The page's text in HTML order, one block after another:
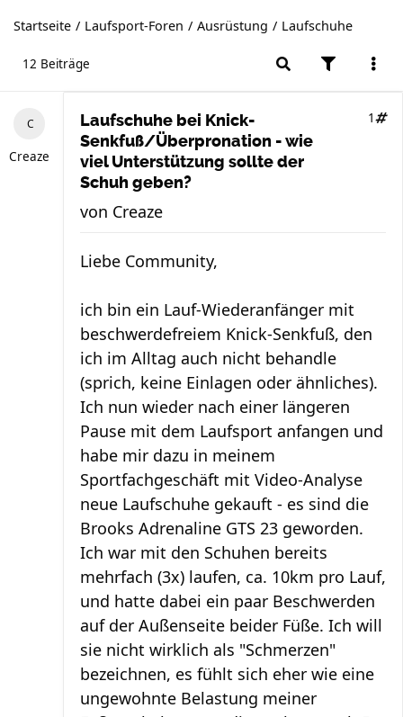
Startseite Laufsport-Foren Ausrüstung Laufschuhe
12 Beiträge
Creaze
Laufschuhe bei Knick-
Senkfuß/Überpronation - wie
viel Unterstützung sollte der
Schuh geben?
1
von Creaze
Liebe Community,
ich bin ein Lauf-Wiederanfänger mit
beschwerdefreiem Knick-Senkfuß, den
ich im Alltag auch nicht behandle
(sprich, keine Einlagen oder ähnliches).
Ich nun wieder nach einer längeren
Pause mit dem Laufsport anfangen und
habe mir dazu in meinem
Sportfachgeschäft mit Video-Analyse
neue Laufschuhe gekauft - es sind die
Brooks Adrenaline GTS 23 geworden.
Ich war mit den Schuhen bereits
mehrfach (3x) laufen, ca. 10km pro Lauf,
und hatte dabei ein paar Beschwerden
auf der Außenseite beider Füße. Ich will
sie nicht wirklich als "Schmerzen"
bezeichnen, es fühlt sich eher wie eine
ungewohnte Belastung meiner